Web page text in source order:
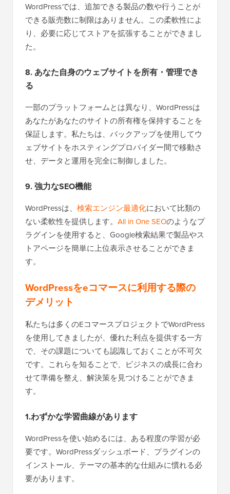
WordPressでは、追加できる製品の数や行うことが
できる販売数に制限はありません。この柔軟性によ
り、必要に応じてストアを拡張することができまし
た。
8. あなた自身のウェブサイトを所有・管理でき
る
一部のプラットフォームとは異なり、WordPressは
あなたがあなたのサイトの所有権を保持することを
保証します。私たちは、バックアップを使用してウ
ェブサイトをホスティングプロバイダー間で移動さ
せ、データと運用を完全に制御しました。
9. 強力なSEO機能
WordPressは、 検索エンジン最適化において比類の
ない柔軟性を提供します。 All in One SEOのようなプ
ラグインを使用すると、Google検索結果で製品やス
トアページを簡単に上位表示させることができま
す。
WordPressをeコマースに利用する際の
デメリット
私たちは多くのEコマースプロジェクトでWordPress
を使用してきましたが、優れた利点を提供する一方
で、その課題についても認識しておくことが不可欠
です。これらを知ることで、ビジネスの成長に合わ
せて準備を整え、解決策を見つけることができま
す。
1.わずかな学習曲線があります
WordPressを使い始めるには、ある程度の学習が必
要です。WordPressダッシュボード、プラグインの
インストール、テーマの基本的な仕組みに慣れる必
要があります。